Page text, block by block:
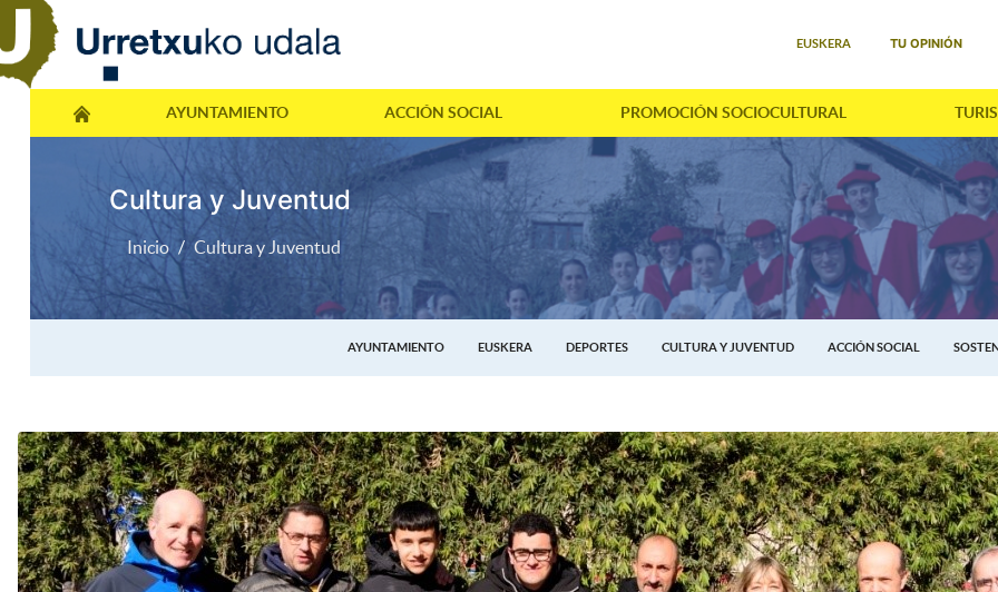
EUSKERA TU OPINIÓN
AYUNTAMIENTO ACCIÓN SOCIAL PROMOCIÓN SOCIOCULTURAL
Cultura y Juventud
Inicio Cultura y Juventud
AYUNTAMIENTO EUSKERA DEPORTES CULTURA Y JUVENTUD ACCIÓN SOCIAL